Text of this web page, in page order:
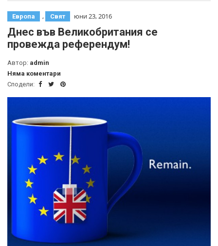
Европа , Свят юни 23, 2016
Днес във Великобритания се
провежда референдум!
Автор: admin
Няма коментари
Сподели: